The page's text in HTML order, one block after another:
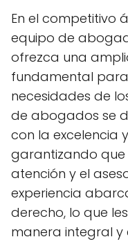
En el competitivo
equipo de
ofrezca una
fundamental
necesidades de
de abogados se
con la excelencia
garantizando
atención y el
experiencia
derecho, lo que
manera integral y